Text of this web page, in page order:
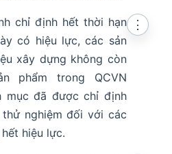
chỉ định hết thời hạn
có hiệu lực, các sản
xây dựng không còn
phẩm trong QCVN
mục đã được chỉ định
nghiệm đối với các
hiệu lực.
⋮